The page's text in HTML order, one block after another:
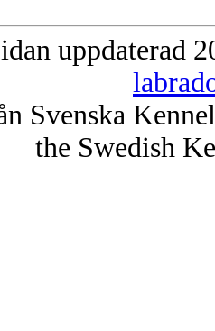
uppdaterad
Svenska
the Swedish